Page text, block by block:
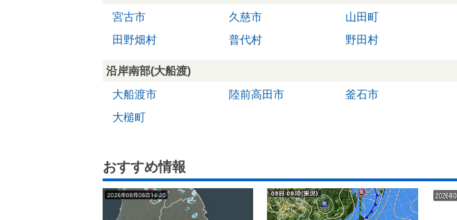
宮古市
久慈市 山田町
田野畑村
普代村 野田村
沿岸南部(大船渡)
大船渡市
陸前高田市 釜石市
大槌町
おすすめ情報